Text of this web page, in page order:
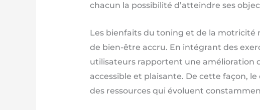
chacun la possibilité d’atteindre ses
Les bienfaits du toning et de la motricité
de bien-être accru. En intégrant des
utilisateurs rapportent une amélioration
accessible et plaisante. De cette façon,
des ressources qui évoluent